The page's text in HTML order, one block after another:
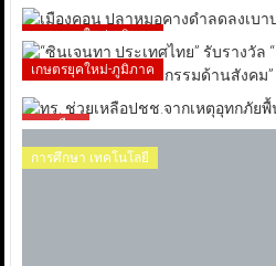
เกษตรยุคใหม่-ภูมิภาค
เกษตรยุคใหม่-ภูมิภาค
การเมือง
การศึกษา เทคโนโลยี